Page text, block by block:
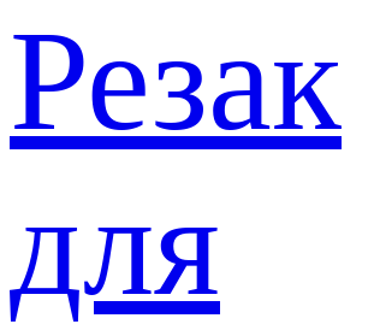
Резак
для